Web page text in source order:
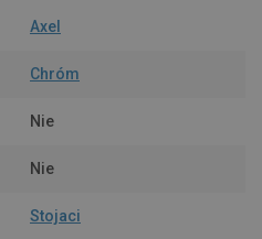
Axel
Chróm
Nie
Nie
Stojaci